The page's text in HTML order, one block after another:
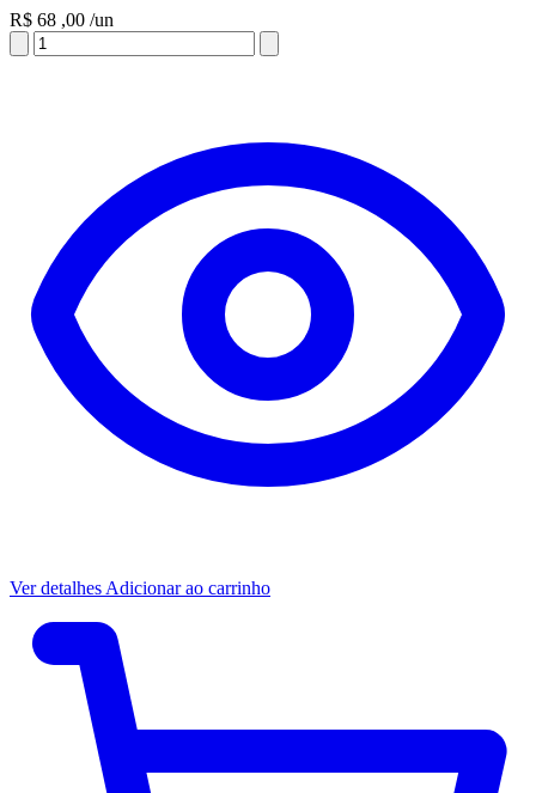
R$ 68 ,00 /un
Ver detalhes Adicionar ao carrinho